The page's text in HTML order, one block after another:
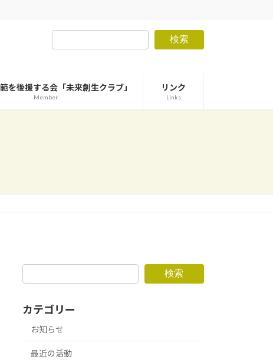
検索
を後援する会「未来創生クラブ」
Member
リンク
Links
検索
カテゴリー
お知らせ
最近の活動